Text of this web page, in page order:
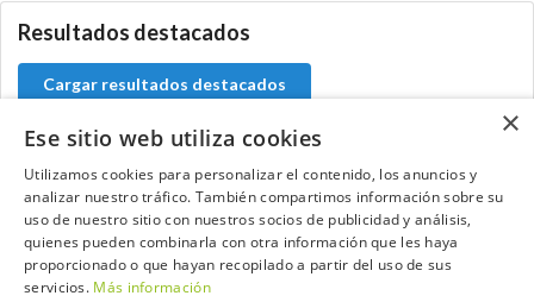
Resultados destacados
Cargar resultados destacados
Contacta con el equipo de NextCaddy
Opina Contacta
×
Ese sitio web utiliza cookies
Utilizamos cookies para personalizar el contenido, los anuncios y
analizar nuestro tráfico. También compartimos información sobre su
uso de nuestro sitio con nuestros socios de publicidad y análisis,
quienes pueden combinarla con otra información que les haya
proporcionado o que hayan recopilado a partir del uso de sus
servicios. Más información